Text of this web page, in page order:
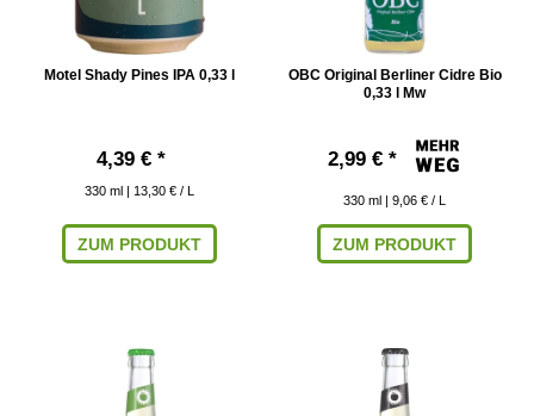
Motel Shady Pines IPA 0,33 l
4,39 € *
330 ml | 13,30 € / L
ZUM PRODUKT
OBC Original Berliner Cidre Bio
0,33 l Mw
2,99 € *
330 ml | 9,06 € / L
ZUM PRODUKT